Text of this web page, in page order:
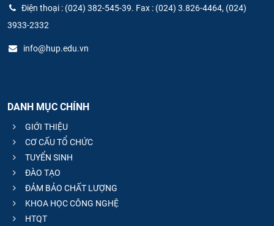
Điện thoại : (024) 382-545-39. Fax : (024) 3.826-4464, (024)
3933-2332
info@hup.edu.vn
DANH MỤC CHÍNH
GIỚI THIỆU
CƠ CẤU TỔ CHỨC
TUYỂN SINH
ĐÀO TẠO
ĐẢM BẢO CHẤT LƯỢNG
KHOA HỌC CÔNG NGHỆ
HTQT